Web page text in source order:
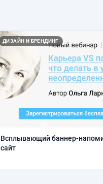
ДИЗАЙН И БРЕНДИНГ
Всплывающий баннер-
сайт